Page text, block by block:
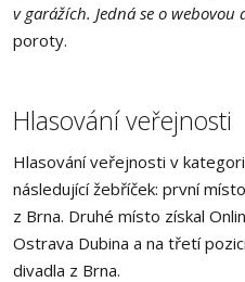
v garážích. Jedná se o webovou
poroty.
Hlasování veřejnosti
Hlasování veřejnosti v
následující žebříček: první
z Brna. Druhé místo získal
Ostrava Dubina a na třetí
divadla z Brna.